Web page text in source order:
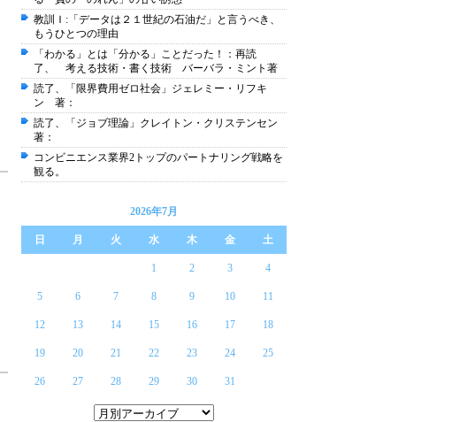
教訓Ｉ:「データは２１世紀の石油だ」と言うべき、
もうひとつの理由
「わかる」とは「分かる」ことだった！：再読
了、 考える技術・書く技術 バーバラ・ミント著
読了、「限界費用ゼロ社会」ジェレミー・リフキ
ン 著：
読了、「ジョブ理論」クレイトン・クリステンセン
著：
コンビニエンス業界2トップのパートナリング戦略を
観る。
2026年7月
日 月 火 水 木 金 土
1 2 3 4
5 6 7 8 9 10 11
12 13 14 15 16 17 18
19 20 21 22 23 24 25
26 27 28 29 30 31